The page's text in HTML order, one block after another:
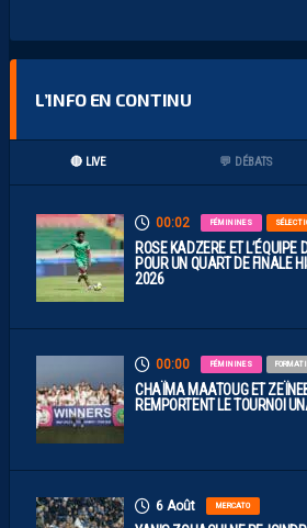
L’INFO EN CONTINU
🔴 LIVE 💬 DÉBATS
00:02 FÉMININES
ROSE KADZERE ET L’ÉQUIPE
POUR UN QUART DE FINALE
2026
00:00 FÉMININES
CHAÏMA MAATOUG ET
REMPORTENT LE TOURNOI
6 Août MERCATO